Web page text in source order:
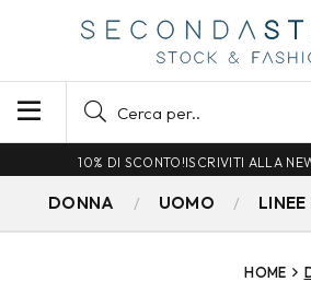
SPEDIZIONE GRATUITA PER ORDINI
DONNA UOMO LINEE
HOME